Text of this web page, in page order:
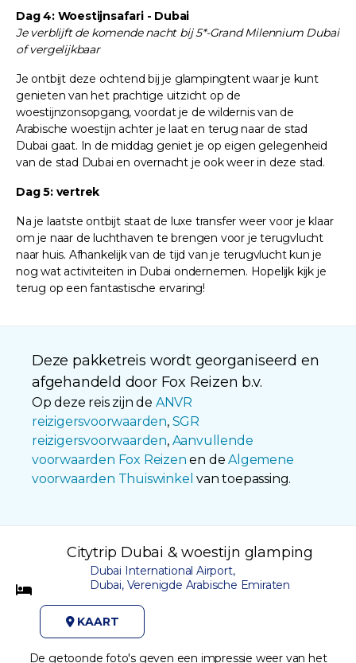
Dag 4: Woestijnsafari - Dubai
Je verblijft de komende nacht bij 5*-Grand Milennium Dubai
of vergelijkbaar
Je ontbijt deze ochtend bij je glampingtent waar je kunt
genieten van het prachtige uitzicht op de
woestijnzonsopgang, voordat je de wildernis van de
Arabische woestijn achter je laat en terug naar de stad
Dubai gaat. In de middag geniet je op eigen gelegenheid
van de stad Dubai en overnacht je ook weer in deze stad.
Dag 5: vertrek
Na je laatste ontbijt staat de luxe transfer weer voor je klaar
om je naar de luchthaven te brengen voor je terugvlucht
naar huis. Afhankelijk van de tijd van je terugvlucht kun je
nog wat activiteiten in Dubai ondernemen. Hopelijk kijk je
terug op een fantastische ervaring!
Deze pakketreis wordt georganiseerd en
afgehandeld door Fox Reizen b.v.
Op deze reis zijn de ANVR
reizigersvoorwaarden, SGR
reizigersvoorwaarden, Aanvullende
voorwaarden Fox Reizen en deAlgemene
voorwaarden Thuiswinkel van toepassing.
Citytrip Dubai & woestijn glamping
Dubai International Airport,
Dubai, Verenigde Arabische Emiraten
KAART
De getoonde foto's geven een impressie weer van het